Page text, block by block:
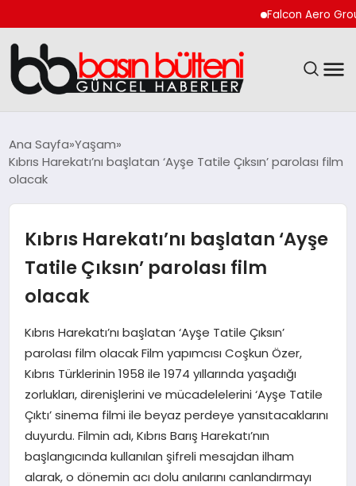
Falcon Aero Group,
GÜNCEL
SAĞLIK
SPOR
TEKNOLOJI
YAŞAM
GÜNDEM
Ana Sayfa Yaşam
Kıbrıs Harekatı’nı başlatan ‘Ayşe Tatile Çıksın’ parolası film
olacak
Kıbrıs Harekatı’nı başlatan ‘Ayşe
Tatile Çıksın’ parolası film
olacak
Kıbrıs Harekatı’nı başlatan ‘Ayşe Tatile Çıksın’
parolası film olacak Film yapımcısı Coşkun Özer,
Kıbrıs Türklerinin 1958 ile 1974 yıllarında yaşadığı
zorlukları, direnişlerini ve mücadelelerini ‘Ayşe Tatile
Çıktı’ sinema filmi ile beyaz perdeye yansıtacaklarını
duyurdu. Filmin adı, Kıbrıs Barış Harekatı’nın
başlangıcında kullanılan şifreli mesajdan ilham
alarak, o dönemin acı dolu anılarını canlandırmayı